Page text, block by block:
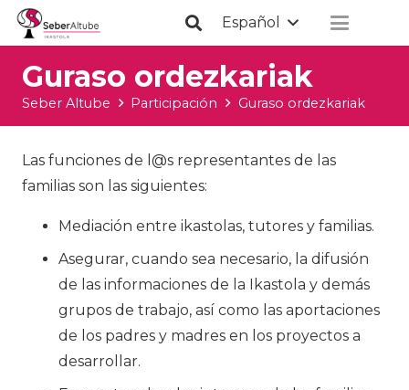
Español
Guraso ordezkariak
Seber Altube Participación Guraso ordezkariak
Las funciones de l@s representantes de las
familias son las siguientes:
Mediación entre ikastolas, tutores y familias.
Asegurar, cuando sea necesario, la difusión
de las informaciones de la Ikastola y demás
grupos de trabajo, así como las aportaciones
de los padres y madres en los proyectos a
desarrollar.